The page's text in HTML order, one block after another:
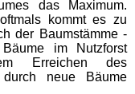
das Maximum.
kommt es zu
der Baumstämme -
im Nutzforst
Erreichen des
durch neue Bäume